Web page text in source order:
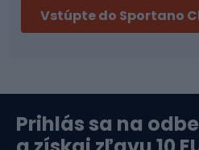
Bikepacking
Orientačný beh
Cyklistické prilby
Lyžovanie
Vstúpte do Sportano
Prihlás sa na